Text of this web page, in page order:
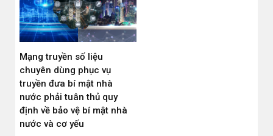
Mạng truyền số liệu
chuyên dùng phục vụ
truyền đưa bí mật nhà
nước phải tuân thủ quy
định về bảo vệ bí mật nhà
nước và cơ yếu